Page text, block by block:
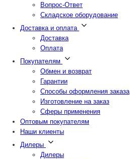
Вопрос-Ответ
Складское оборудование
Доставка и оплата
Доставка
Оплата
Покупателям
Обмен и возврат
Гарантии
Способы оформления заказа
Изготовление на заказ
Сферы применения
Оптовым покупателям
Наши клиенты
Дилеры
Дилеры